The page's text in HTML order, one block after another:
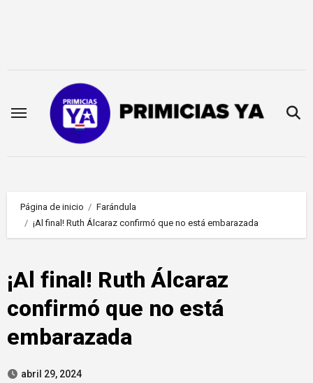
Página de inicio
Farándula
¡Al final! Ruth Álcaraz confirmó que no está embarazada
¡Al final! Ruth Álcaraz
confirmó que no está
embarazada
abril 29, 2024